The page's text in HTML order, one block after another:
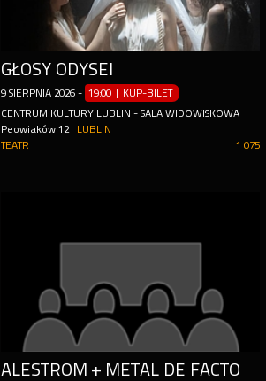
GŁOSY ODYSEI
9 SIERPNIA 2026 - 19:00 | KUP-BILET
CENTRUM KULTURY LUBLIN - SALA WIDOWISKOWA
Peowiaków 12
LUBLIN
1 075
TEATR
ALESTROM + METAL DE FACTO